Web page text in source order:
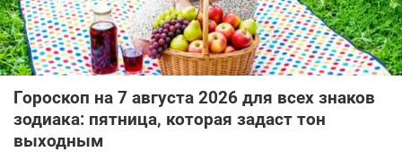
Гороскоп на 7 августа 2026 для всех знаков
зодиака: пятница, которая задаст тон
выходным